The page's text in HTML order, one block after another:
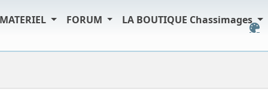
MATERIEL FORUM LA BOUTIQUE Chassimages